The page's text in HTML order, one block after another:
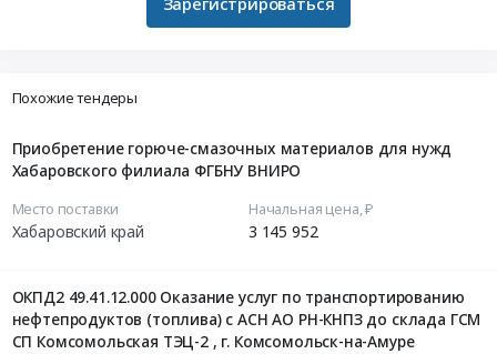
Похожие тендеры
Приобретение горюче-смазочных материалов для нужд
Хабаровского филиала ФГБНУ ВНИРО
Место поставки
Хабаровский край
Начальная цена, ₽
3 145 952
ОКПД2 49.41.12.000 Оказание услуг по транспортированию
нефтепродуктов (топлива) с АСН АО РН-КНПЗ до склада ГСМ
СП Комсомольская ТЭЦ-2 , г. Комсомольск-на-Амуре